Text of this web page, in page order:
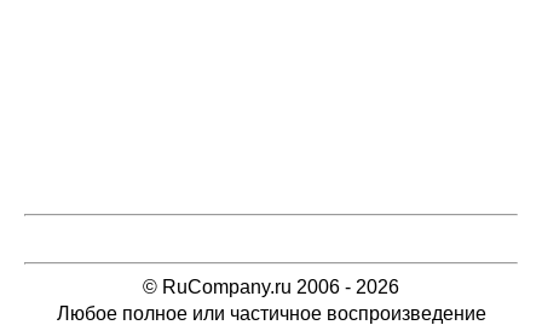
© RuCompany.ru 2006 - 2026
Любое полное или частичное воспроизведение